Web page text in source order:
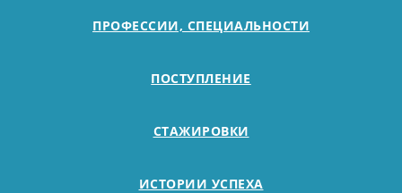
ПРОФЕССИИ, СПЕЦИАЛЬНОСТИ
ПОСТУПЛЕНИЕ
СТАЖИРОВКИ
ИСТОРИИ УСПЕХА